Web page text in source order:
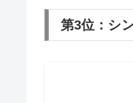
第3位：シ